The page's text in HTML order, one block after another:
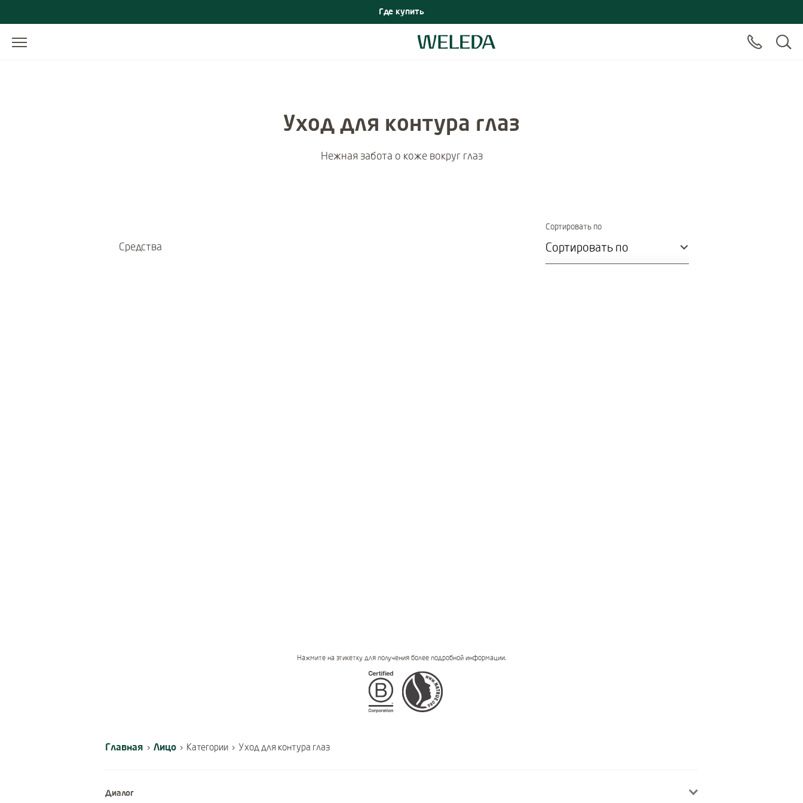
Где купить
Уход для контура глаз
Нежная забота о коже вокруг глаз
Средства
Сортировать поImmediate effect upon selection
Certifications
Нажмите на этикетку для получения более подробной информации.
Главная › Лицо › Категории › Уход для контура глаз
Диалог